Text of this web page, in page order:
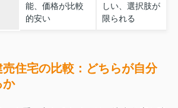
能、価格が比較
的安い
しい、選択肢が
限られる
住宅の比較：どちらが自分
か